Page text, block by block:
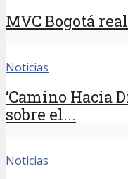
MVC Bogotá
Noticias
‘Camino Hacia
sobre el...
Noticias